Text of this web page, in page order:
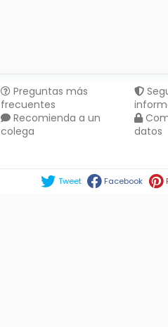
Preguntas más
frecuentes
Recomienda a un
colega
datos
Tweet Facebook